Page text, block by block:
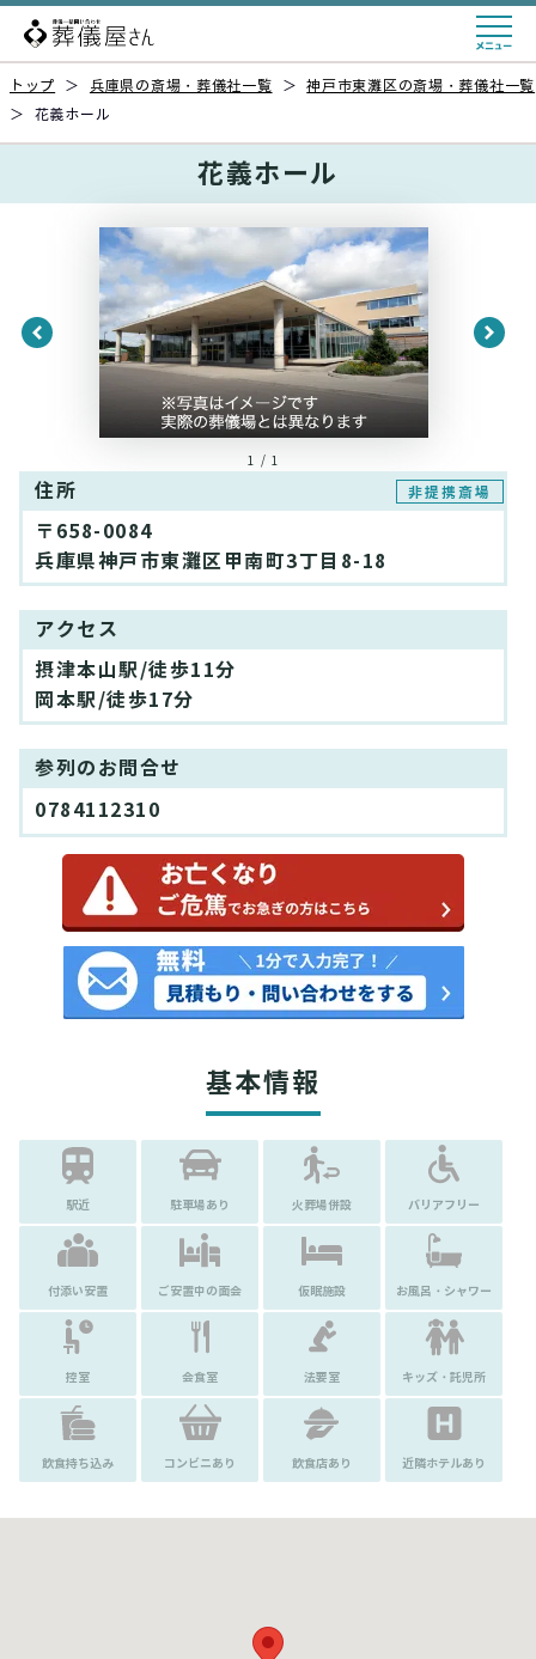
トップ ＞ 兵庫県の斎場・葬儀社一覧 ＞
神戸市東灘区の斎場・葬儀社一覧
＞
花義ホール
花義ホール
1 / 1
住所 非提携斎場
〒658-0084
兵庫県神戸市東灘区甲南町3丁目8-18
アクセス
摂津本山駅/徒歩11分
岡本駅/徒歩17分
参列のお問合せ
0784112310
基本情報
駅近 駐車場あり 火葬場併設 バリアフリー
付添い安置 ご安置中の面会 仮眠施設 お風呂・シャワー
控室 会食室 法要室 キッズ・託児所
飲食持ち込み コンビニあり 飲食店あり 近隣ホテルあり